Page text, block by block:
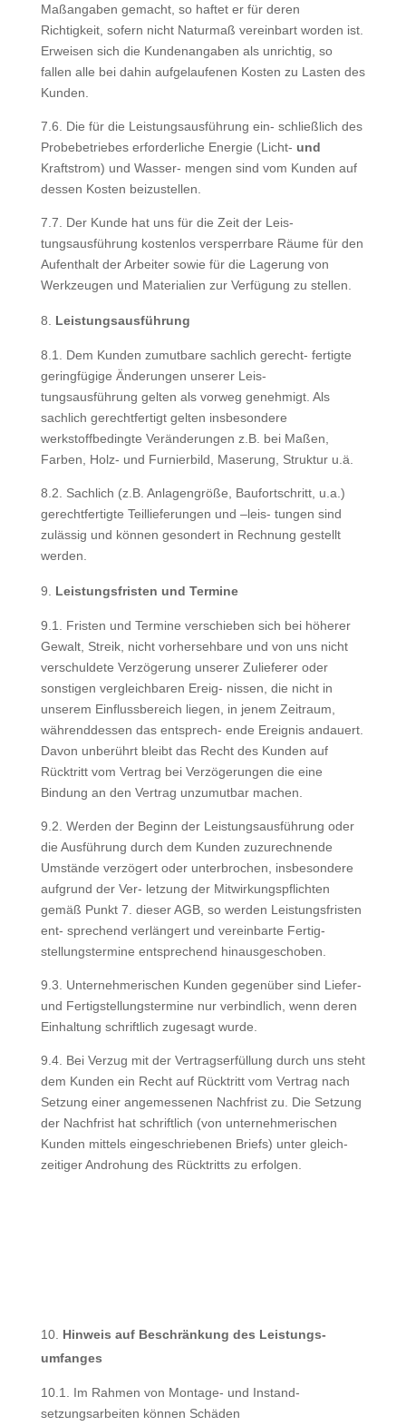
Maßangaben gemacht, so haftet er für deren
Richtigkeit, sofern nicht Naturmaß vereinbart worden ist.
Erweisen sich die Kundenangaben als unrichtig, so
fallen alle bei dahin aufgelaufenen Kosten zu Lasten des
Kunden.
7.6. Die für die Leistungsausführung ein- schließlich des
Probebetriebes erforderliche Energie (Licht- und
Kraftstrom) und Wasser- mengen sind vom Kunden auf
dessen Kosten beizustellen.
7.7. Der Kunde hat uns für die Zeit der Leis-
tungsausführung kostenlos versperrbare Räume für den
Aufenthalt der Arbeiter sowie für die Lagerung von
Werkzeugen und Materialien zur Verfügung zu stellen.
Leistungsausführung
8.1. Dem Kunden zumutbare sachlich gerecht- fertigte
geringfügige Änderungen unserer Leis-
tungsausführung gelten als vorweg genehmigt. Als
sachlich gerechtfertigt gelten insbesondere
werkstoffbedingte Veränderungen z.B. bei Maßen,
Farben, Holz- und Furnierbild, Maserung, Struktur u.ä.
8.2. Sachlich (z.B. Anlagengröße, Baufortschritt, u.a.)
gerechtfertigte Teillieferungen und –leis- tungen sind
zulässig und können gesondert in Rechnung gestellt
werden.
Leistungsfristen und Termine
9.1. Fristen und Termine verschieben sich bei höherer
Gewalt, Streik, nicht vorhersehbare und von uns nicht
verschuldete Verzögerung unserer Zulieferer oder
sonstigen vergleichbaren Ereig- nissen, die nicht in
unserem Einflussbereich liegen, in jenem Zeitraum,
währenddessen das entsprech- ende Ereignis andauert.
Davon unberührt bleibt das Recht des Kunden auf
Rücktritt vom Vertrag bei Verzögerungen die eine
Bindung an den Vertrag unzumutbar machen.
9.2. Werden der Beginn der Leistungsausführung oder
die Ausführung durch dem Kunden zuzurechnende
Umstände verzögert oder unterbrochen, insbesondere
aufgrund der Ver- letzung der Mitwirkungspflichten
gemäß Punkt 7. dieser AGB, so werden Leistungsfristen
ent- sprechend verlängert und vereinbarte Fertig-
stellungstermine entsprechend hinausgeschoben.
9.3. Unternehmerischen Kunden gegenüber sind Liefer-
und Fertigstellungstermine nur verbindlich, wenn deren
Einhaltung schriftlich zugesagt wurde.
9.4. Bei Verzug mit der Vertragserfüllung durch uns steht
dem Kunden ein Recht auf Rücktritt vom Vertrag nach
Setzung einer angemessenen Nachfrist zu. Die Setzung
der Nachfrist hat schriftlich (von unternehmerischen
Kunden mittels eingeschriebenen Briefs) unter gleich-
zeitiger Androhung des Rücktritts zu erfolgen.
Hinweis auf Beschränkung des Leistungs-
umfanges
10.1. Im Rahmen von Montage- und Instand-
setzungsarbeiten können Schäden